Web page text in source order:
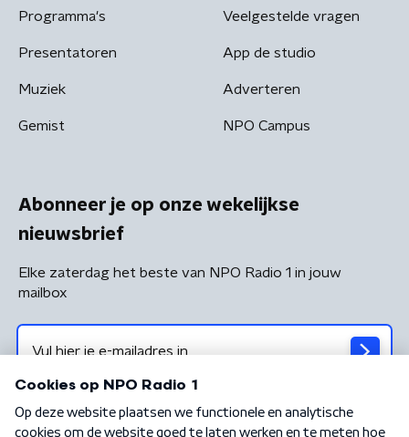
Programma's
Presentatoren
Muziek
Gemist
Veelgestelde vragen
App de studio
Adverteren
NPO Campus
Abonneer je op onze wekelijkse
nieuwsbrief
Elke zaterdag het beste van NPO Radio 1 in jouw
mailbox